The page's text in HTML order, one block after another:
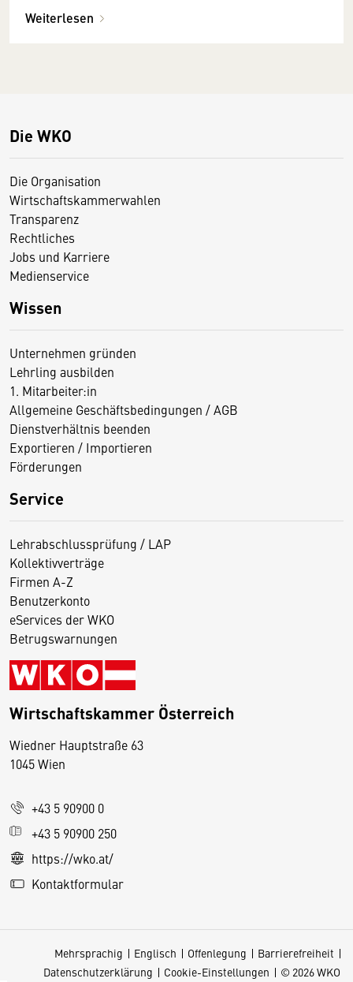
Weiterlesen
Die WKO
Die Organisation
Wirtschaftskammerwahlen
Transparenz
Rechtliches
Jobs und Karriere
Medienservice
Wissen
Unternehmen gründen
Lehrling ausbilden
1. Mitarbeiter:in
Allgemeine Geschäftsbedingungen / AGB
Dienstverhältnis beenden
Exportieren / Importieren
Förderungen
Service
Lehrabschlussprüfung / LAP
Kollektivverträge
Firmen A-Z
Benutzerkonto
eServices der WKO
Betrugswarnungen
Wirtschaftskammer Österreich
Wiedner Hauptstraße 63
1045 Wien
+43 5 90900 0
+43 5 90900 250
https://wko.at/
Kontaktformular
Mehrsprachig Englisch Offenlegung
Barrierefreiheit
Datenschutzerklärung
Cookie-Einstellungen © 2026 WKO
D
s
e
S
e